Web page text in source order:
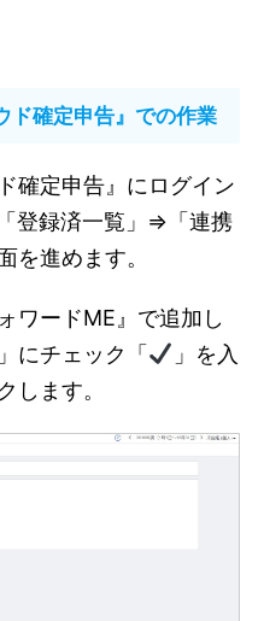
ド確定申告』での作業
確定申告』にログイン
登録済一覧」⇒「連携
を進めます。
ワードME』で追加し
にチェック「
」を入
します。